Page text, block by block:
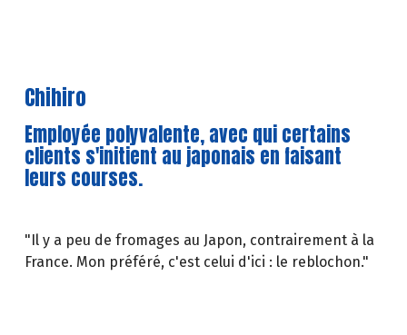
Chihiro
Employée polyvalente, avec qui certains
clients s'initient au japonais en faisant
leurs courses.
"Il y a peu de fromages au Japon, contrairement à la
France. Mon préféré, c'est celui d'ici : le reblochon."